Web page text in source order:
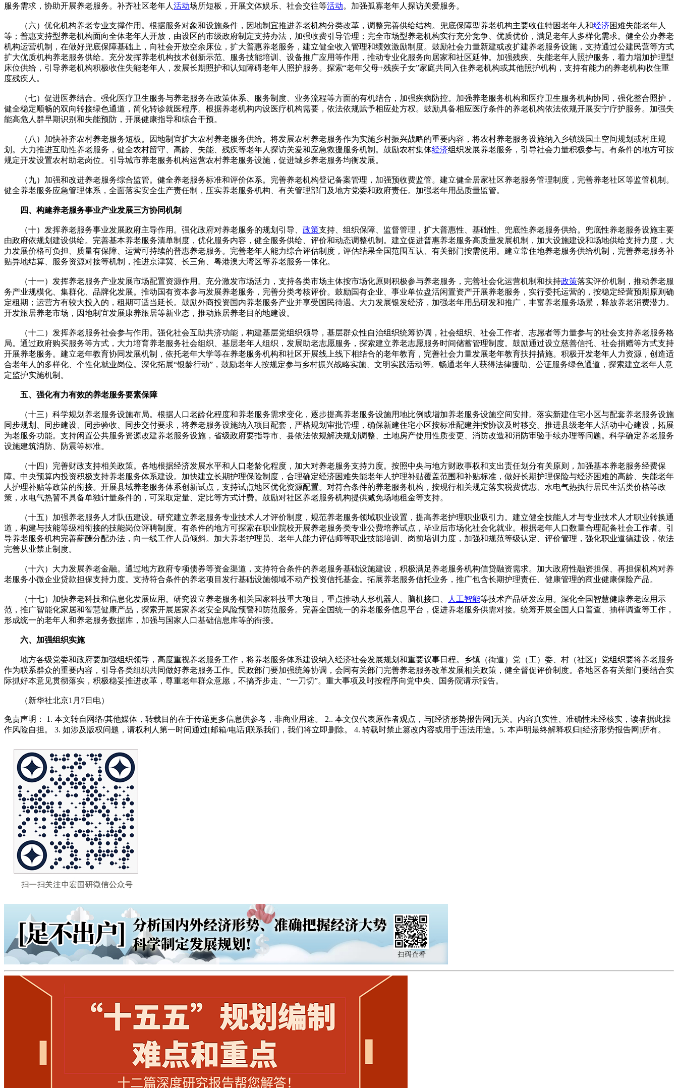
服务需求，协助开展养老服务。补齐社区老年人 活动场所短板，开展文体娱乐、社会交往等活动。加强孤寡老年人探访关爱服务。
（六）优化机构养老专业支撑作用。根据服务对象和设施条件，因地制宜推进养老机构分类改革，调整完善供给结构。兜底保障型养老机构主要收住特困老年人和经济困难失能老年人
等；普惠支持型养老机构面向全体老年人开放，由设区的市级政府制定支持办法，加强收费引导管理；完全市场型养老机构实行充分竞争、优质优价，满足老年人多样化需求。健全公办养老
机构运营机制，在做好兜底保障基础上，向社会开放空余床位，扩大普惠养老服务，建立健全收入管理和绩效激励制度。鼓励社会力量新建或改扩建养老服务设施，支持通过公建民营等方式
扩大优质机构养老服务供给。充分发挥养老机构技术创新示范、服务技能培训、设备推广应用等作用，推动专业化服务向居家和社区延伸。加强残疾、失能老年人照护服务，着力增加护理型
床位供给，引导养老机构积极收住失能老年人，发展长期照护和认知障碍老年人照护服务。探索“老年父母+残疾子女”家庭共同入住养老机构或其他照护机构，支持有能力的养老机构收住重
度残疾人。
（七）促进医养结合。强化医疗卫生服务与养老服务在政策体系、服务制度、业务流程等方面的有机结合，加强疾病防控。加强养老服务机构和医疗卫生服务机构协同，强化整合照护，
健全稳定顺畅的双向转接绿色通道，简化转诊就医程序。根据养老机构内设医疗机构需要，依法依规赋予相应处方权。鼓励具备相应医疗条件的养老机构依法依规开展安宁疗护服务。加强失
能高危人群早期识别和失能预防，开展健康指导和综合干预。
（八）加快补齐农村养老服务短板。因地制宜扩大农村养老服务供给。将发展农村养老服务作为实施乡村振兴战略的重要内容，将农村养老服务设施纳入乡镇级国土空间规划或村庄规
划。大力推进互助性养老服务，健全农村留守、高龄、失能、残疾等老年人探访关爱和应急救援服务机制。鼓励农村集体经济组织发展养老服务，引导社会力量积极参与。有条件的地方可按
规定开发设置农村助老岗位。引导城市养老服务机构运营农村养老服务设施，促进城乡养老服务均衡发展。
（九）加强和改进养老服务综合监管。健全养老服务标准和评价体系。完善养老机构登记备案管理，加强预收费监管。建立健全居家社区养老服务管理制度，完善养老社区等监管机制。
健全养老服务应急管理体系，全面落实安全生产责任制，压实养老服务机构、有关管理部门及地方党委和政府责任。加强老年用品质量监管。
四、构建养老服务事业产业发展三方协同机制
（十）发挥养老服务事业发展政府主导作用。强化政府对养老服务的规划引导、 政策支持、组织保障、监督管理，扩大普惠性、基础性、兜底性养老服务供给。兜底性养老服务设施主要
由政府依规划建设供给。完善基本养老服务清单制度，优化服务内容，健全服务供给、评价和动态调整机制。建立促进普惠养老服务高质量发展机制，加大设施建设和场地供给支持力度，大
力发展价格可负担、质量有保障、运营可持续的普惠养老服务。完善老年人能力综合评估制度，评估结果全国范围互认、有关部门按需使用。建立常住地养老服务供给机制，完善养老服务补
贴异地结算、服务资源对接等机制，推进京津冀、长三角、粤港澳大湾区等养老服务一体化。
（十一）发挥养老服务产业发展市场配置资源作用。充分激发市场活力，支持各类市场主体按市场化原则积极参与养老服务，完善社会化运营机制和扶持政策落实评价机制，推动养老服
务产业规模化、集群化、品牌化发展。推动国有资本参与发展养老服务，完善分类考核评价。鼓励国有企业、事业单位盘活闲置资产开展养老服务，实行委托运营的，按稳定经营预期原则确
定租期；运营方有较大投入的，租期可适当延长。鼓励外商投资国内养老服务产业并享受国民待遇。大力发展银发经济，加强老年用品研发和推广，丰富养老服务场景，释放养老消费潜力。
开发旅居养老市场，因地制宜发展康养旅居等新业态，推动旅居养老目的地建设。
（十二）发挥养老服务社会参与作用。强化社会互助共济功能，构建基层党组织领导，基层群众性自治组织统筹协调，社会组织、社会工作者、志愿者等力量参与的社会支持养老服务格
局。通过政府购买服务等方式，大力培育养老服务社会组织、基层老年人组织，发展助老志愿服务，探索建立养老志愿服务时间储蓄管理制度。鼓励通过设立慈善信托、社会捐赠等方式支持
开展养老服务。建立老年教育协同发展机制，依托老年大学等在养老服务机构和社区开展线上线下相结合的老年教育，完善社会力量发展老年教育扶持措施。积极开发老年人力资源，创造适
合老年人的多样化、个性化就业岗位。深化拓展“银龄行动”，鼓励老年人按规定参与乡村振兴战略实施、文明实践活动等。畅通老年人获得法律援助、公证服务绿色通道，探索建立老年人意
定监护实施机制。
五、强化有力有效的养老服务要素保障
（十三）科学规划养老服务设施布局。根据人口老龄化程度和养老服务需求变化，逐步提高养老服务设施用地比例或增加养老服务设施空间安排。落实新建住宅小区与配套养老服务设施
同步规划、同步建设、同步验收、同步交付要求，将养老服务设施纳入项目配套，严格规划审批管理，确保新建住宅小区按标准配建并按协议及时移交。推进县级老年人活动中心建设，拓展
为老服务功能。支持闲置公共服务资源改建养老服务设施，省级政府要指导市、县依法依规解决规划调整、土地房产使用性质变更、消防改造和消防审验手续办理等问题。科学确定养老服务
设施建筑消防、防震等标准。
（十四）完善财政支持相关政策。各地根据经济发展水平和人口老龄化程度，加大对养老服务支持力度。按照中央与地方财政事权和支出责任划分有关原则，加强基本养老服务经费保
障。中央预算内投资积极支持养老服务体系建设。加快建立长期护理保险制度，合理确定经济困难失能老年人护理补贴覆盖范围和补贴标准，做好长期护理保险与经济困难的高龄、失能老年
人护理补贴等政策的衔接。开展县域养老服务体系创新试点，支持试点地区优化资源配置。对符合条件的养老服务机构，按现行相关规定落实税费优惠、水电气热执行居民生活类价格等政
策，水电气热暂不具备单独计量条件的，可采取定量、定比等方式计费。鼓励对社区养老服务机构提供减免场地租金等支持。
（十五）加强养老服务人才队伍建设。研究建立养老服务专业技术人才评价制度，规范养老服务领域职业设置，提高养老护理职业吸引力。建立健全技能人才与专业技术人才职业转换通
道，构建与技能等级相衔接的技能岗位评聘制度。有条件的地方可探索在职业院校开展养老服务类专业公费培养试点，毕业后市场化社会化就业。根据老年人口数量合理配备社会工作者。引
导养老服务机构完善薪酬分配办法，向一线工作人员倾斜。加大养老护理员、老年人能力评估师等职业技能培训、岗前培训力度，加强和规范等级认定、评价管理，强化职业道德建设，依法
完善从业禁止制度。
（十六）大力发展养老金融。通过地方政府专项债券等资金渠道，支持符合条件的养老服务基础设施建设，积极满足养老服务机构信贷融资需求。加大政府性融资担保、再担保机构对养
老服务小微企业贷款担保支持力度。支持符合条件的养老项目发行基础设施领域不动产投资信托基金。拓展养老服务信托业务，推广包含长期护理责任、健康管理的商业健康保险产品。
（十七）加快养老科技和信息化发展应用。研究设立养老服务相关国家科技重大项目，重点推动人形机器人、脑机接口、 人工智能等技术产品研发应用。深化全国智慧健康养老应用示
范，推广智能化家居和智慧健康产品，探索开展居家养老安全风险预警和防范服务。完善全国统一的养老服务信息平台，促进养老服务供需对接。统筹开展全国人口普查、抽样调查等工作，
形成统一的老年人和养老服务数据库，加强与国家人口基础信息库等的衔接。
六、加强组织实施
地方各级党委和政府要加强组织领导，高度重视养老服务工作，将养老服务体系建设纳入经济社会发展规划和重要议事日程。乡镇（街道）党（工）委、村（社区）党组织要将养老服务
作为联系群众的重要内容，引导各类组织共同做好养老服务工作。民政部门要加强统筹协调，会同有关部门完善养老服务改革发展相关政策，健全督促评价制度。各地区各有关部门要结合实
际抓好本意见贯彻落实，积极稳妥推进改革，尊重老年群众意愿，不搞齐步走、“一刀切”。重大事项及时按程序向党中央、国务院请示报告。
（新华社北京1月7日电）
免责声明： 1. 本文转自网络/其他媒体，转载目的在于传递更多信息供参考，非商业用途。 2.. 本文仅代表原作者观点，与[经济形势报告网]无关。内容真实性、准确性未经核实，读者据此操
作风险自担。 3. 如涉及版权问题，请权利人第一时间通过[邮箱/电话]联系我们，我们将立即删除。 4. 转载时禁止篡改内容或用于违法用途。5. 本声明最终解释权归[经济形势报告网]所有。